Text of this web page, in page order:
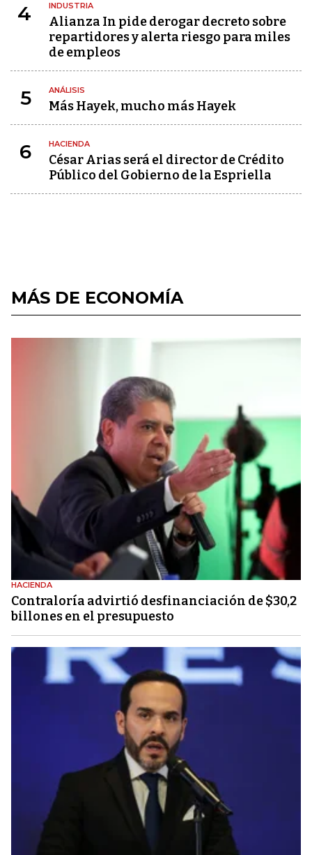
4 INDUSTRIA
Alianza In pide derogar decreto sobre
repartidores y alerta riesgo para miles
de empleos
5 ANÁLISIS
Más Hayek, mucho más Hayek
6 HACIENDA
César Arias será el director de Crédito
Público del Gobierno de la Espriella
MÁS DE ECONOMÍA
HACIENDA
Contraloría advirtió desfinanciación de $30,2
billones en el presupuesto